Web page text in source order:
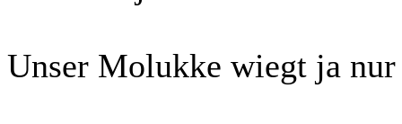
Unser Molukke wiegt ja